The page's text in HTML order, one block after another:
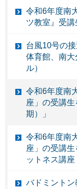
令和6年度南
ツ教室』受
台風10号の
体育館、南
ル）
令和6年度南
座」の受講
期）」
令和6年度南
座」の受講
ットネス講座
バドミント